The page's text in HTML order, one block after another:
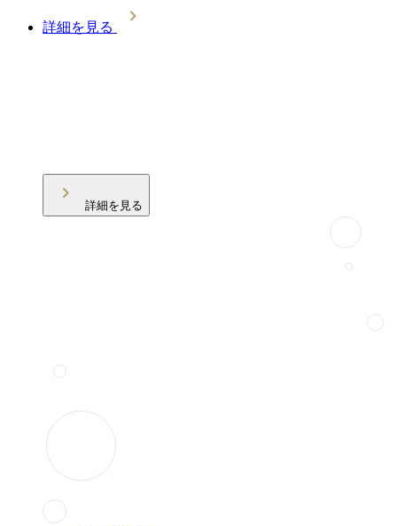
詳細を見る
詳細を見る